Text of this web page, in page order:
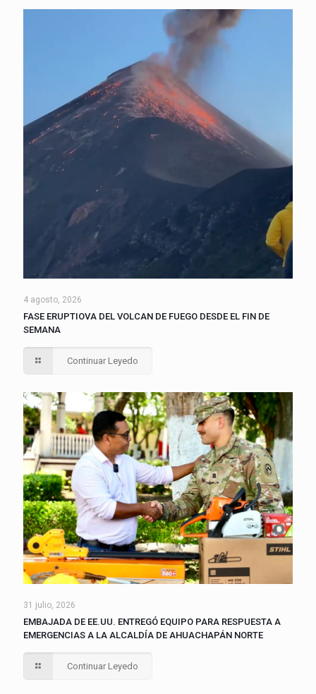
4 agosto, 2026
FASE ERUPTIOVA DEL VOLCAN DE FUEGO DESDE EL FIN DE
SEMANA
Continuar Leyedo
31 julio, 2026
EMBAJADA DE EE.UU. ENTREGÓ EQUIPO PARA RESPUESTA A
EMERGENCIAS A LA ALCALDÍA DE AHUACHAPÁN NORTE
Continuar Leyedo